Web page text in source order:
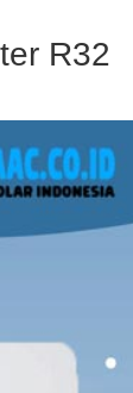
R32